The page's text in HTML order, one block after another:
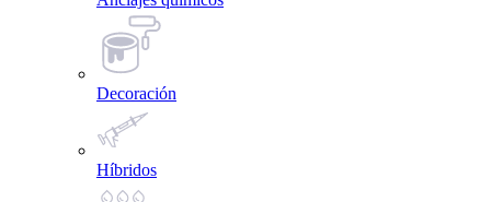
Decoración
Híbridos